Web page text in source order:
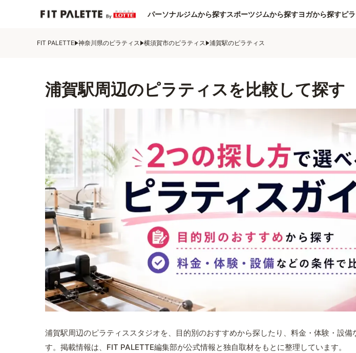
パーソナルジムから探すスポーツジムから探すヨガから探すピ
FIT PALETTE 神奈川県のピラティス 横須賀市のピラティス 浦賀駅のピラティス
浦賀駅周辺のピラティスを比較して探す
浦賀駅周辺のピラティススタジオを、目的別のおすすめから探したり、料金・体験・設備
す。掲載情報は、FIT PALETTE編集部が公式情報と独自取材をもとに整理しています。